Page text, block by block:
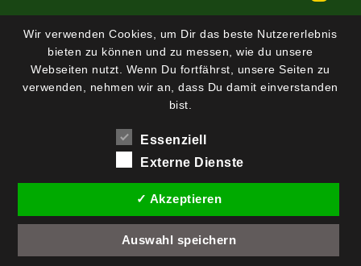
Wir verwenden Cookies, um Dir das beste Nutzererlebnis
bieten zu können und zu messen, wie du unsere
Webseiten nutzt. Wenn Du fortfährst, unsere Seiten zu
verwenden, nehmen wir an, dass Du damit einverstanden
bist.
Essenziell
Externe Dienste
✓ Akzeptieren
Auswahl speichern